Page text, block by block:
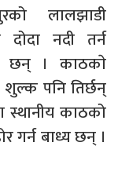
लालझाडी
दोदा नदी तर्न
छन् । काठकाे
पनि तिर्छन्
स्थानीय काठको
गर्न बाध्य छन् ।